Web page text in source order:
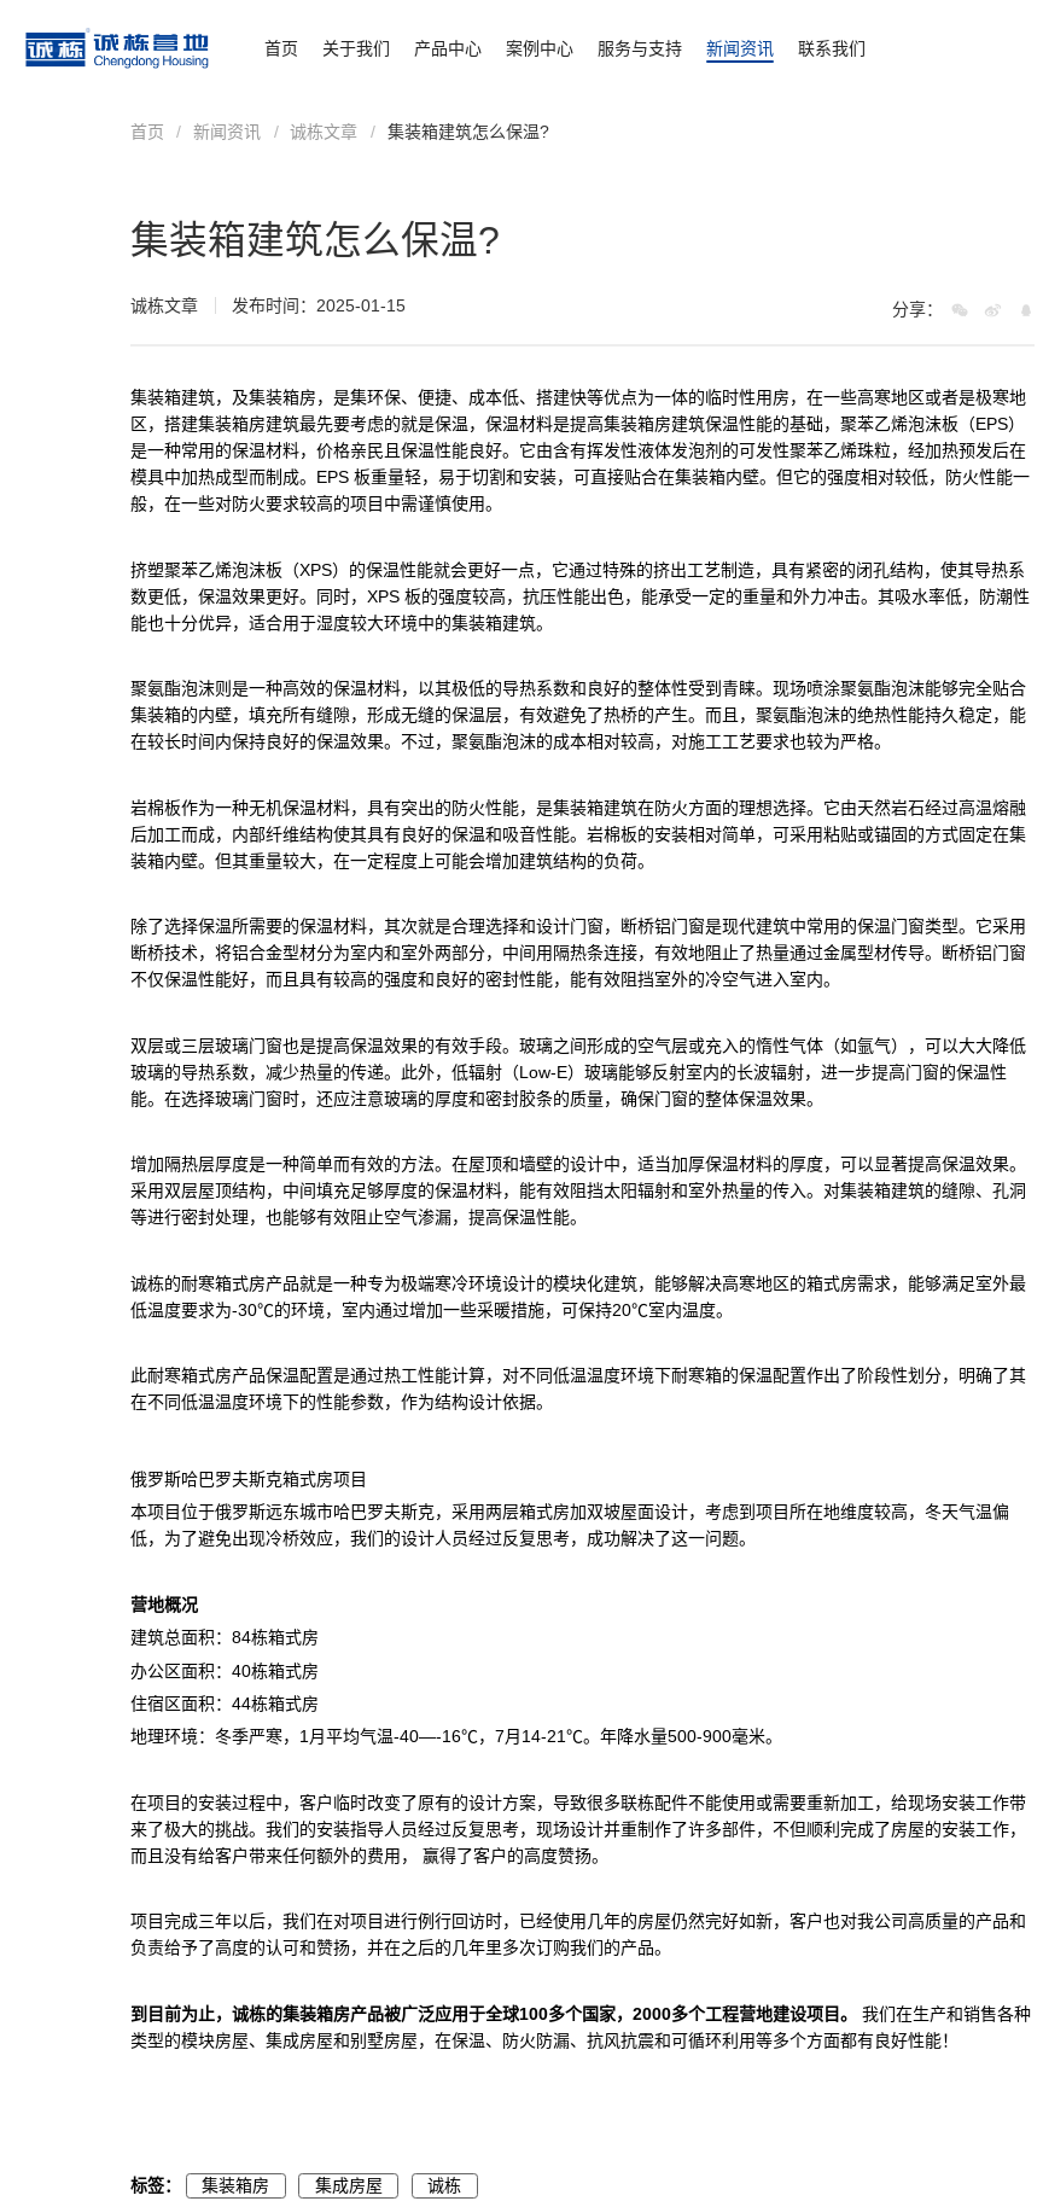
首页 关于我们 产品中心 案例中心 服务与支持 新闻资讯 联系我们
首页 / 新闻资讯 / 诚栋文章 / 集装箱建筑怎么保温?
集装箱建筑怎么保温?
诚栋文章 发布时间：2025-01-15 分享：
集装箱建筑，及集装箱房，是集环保、便捷、成本低、搭建快等优点为一体的临时性用房，在一些高寒地区或者是极寒地
区，搭建集装箱房建筑最先要考虑的就是保温，保温材料是提高集装箱房建筑保温性能的基础，聚苯乙烯泡沫板（EPS）
是一种常用的保温材料，价格亲民且保温性能良好。它由含有挥发性液体发泡剂的可发性聚苯乙烯珠粒，经加热预发后在
模具中加热成型而制成。EPS 板重量轻，易于切割和安装，可直接贴合在集装箱内壁。但它的强度相对较低，防火性能一
般，在一些对防火要求较高的项目中需谨慎使用。
挤塑聚苯乙烯泡沫板（XPS）的保温性能就会更好一点，它通过特殊的挤出工艺制造，具有紧密的闭孔结构，使其导热系
数更低，保温效果更好。同时，XPS 板的强度较高，抗压性能出色，能承受一定的重量和外力冲击。其吸水率低，防潮性
能也十分优异，适合用于湿度较大环境中的集装箱建筑。
聚氨酯泡沫则是一种高效的保温材料，以其极低的导热系数和良好的整体性受到青睐。现场喷涂聚氨酯泡沫能够完全贴合
集装箱的内壁，填充所有缝隙，形成无缝的保温层，有效避免了热桥的产生。而且，聚氨酯泡沫的绝热性能持久稳定，能
在较长时间内保持良好的保温效果。不过，聚氨酯泡沫的成本相对较高，对施工工艺要求也较为严格。
岩棉板作为一种无机保温材料，具有突出的防火性能，是集装箱建筑在防火方面的理想选择。它由天然岩石经过高温熔融
后加工而成，内部纤维结构使其具有良好的保温和吸音性能。岩棉板的安装相对简单，可采用粘贴或锚固的方式固定在集
装箱内壁。但其重量较大，在一定程度上可能会增加建筑结构的负荷。
除了选择保温所需要的保温材料，其次就是合理选择和设计门窗，断桥铝门窗是现代建筑中常用的保温门窗类型。它采用
断桥技术，将铝合金型材分为室内和室外两部分，中间用隔热条连接，有效地阻止了热量通过金属型材传导。断桥铝门窗
不仅保温性能好，而且具有较高的强度和良好的密封性能，能有效阻挡室外的冷空气进入室内。
双层或三层玻璃门窗也是提高保温效果的有效手段。玻璃之间形成的空气层或充入的惰性气体（如氩气），可以大大降低
玻璃的导热系数，减少热量的传递。此外，低辐射（Low-E）玻璃能够反射室内的长波辐射，进一步提高门窗的保温性
能。在选择玻璃门窗时，还应注意玻璃的厚度和密封胶条的质量，确保门窗的整体保温效果。
增加隔热层厚度是一种简单而有效的方法。在屋顶和墙壁的设计中，适当加厚保温材料的厚度，可以显著提高保温效果。
采用双层屋顶结构，中间填充足够厚度的保温材料，能有效阻挡太阳辐射和室外热量的传入。对集装箱建筑的缝隙、孔洞
等进行密封处理，也能够有效阻止空气渗漏，提高保温性能。
诚栋的耐寒箱式房产品就是一种专为极端寒冷环境设计的模块化建筑，能够解决高寒地区的箱式房需求，能够满足室外最
低温度要求为-30℃的环境，室内通过增加一些采暖措施，可保持20℃室内温度。
此耐寒箱式房产品保温配置是通过热工性能计算，对不同低温温度环境下耐寒箱的保温配置作出了阶段性划分，明确了其
在不同低温温度环境下的性能参数，作为结构设计依据。
俄罗斯哈巴罗夫斯克箱式房项目
本项目位于俄罗斯远东城市哈巴罗夫斯克，采用两层箱式房加双坡屋面设计，考虑到项目所在地维度较高，冬天气温偏
低，为了避免出现冷桥效应，我们的设计人员经过反复思考，成功解决了这一问题。
营地概况
建筑总面积：84栋箱式房
办公区面积：40栋箱式房
住宿区面积：44栋箱式房
地理环境：冬季严寒，1月平均气温-40—-16℃，7月14-21℃。年降水量500-900毫米。
在项目的安装过程中，客户临时改变了原有的设计方案，导致很多联栋配件不能使用或需要重新加工，给现场安装工作带
来了极大的挑战。我们的安装指导人员经过反复思考，现场设计并重制作了许多部件，不但顺利完成了房屋的安装工作，
而且没有给客户带来任何额外的费用， 赢得了客户的高度赞扬。
项目完成三年以后，我们在对项目进行例行回访时，已经使用几年的房屋仍然完好如新，客户也对我公司高质量的产品和
负责给予了高度的认可和赞扬，并在之后的几年里多次订购我们的产品。
到目前为止，诚栋的集装箱房产品被广泛应用于全球100多个国家，2000多个工程营地建设项目。
我们在生产和销售各种
类型的模块房屋、集成房屋和别墅房屋，在保温、防火防漏、抗风抗震和可循环利用等多个方面都有良好性能！
标签： 集装箱房 集成房屋 诚栋